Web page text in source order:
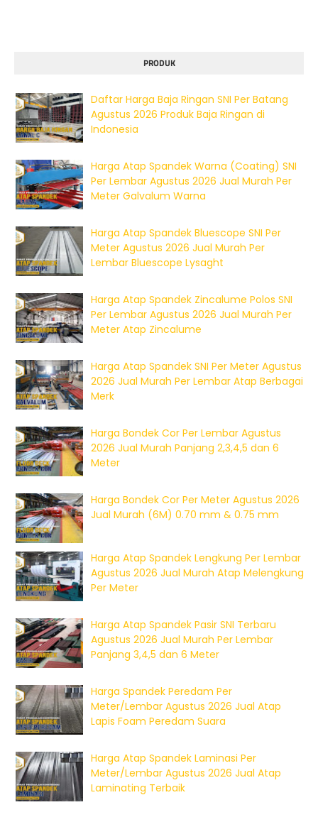
PRODUK
Daftar Harga Baja Ringan SNI Per Batang
Agustus 2026 Produk Baja Ringan di
Indonesia
Harga Atap Spandek Warna (Coating) SNI
Per Lembar Agustus 2026 Jual Murah Per
Meter Galvalum Warna
Harga Atap Spandek Bluescope SNI Per
Meter Agustus 2026 Jual Murah Per
Lembar Bluescope Lysaght
Harga Atap Spandek Zincalume Polos SNI
Per Lembar Agustus 2026 Jual Murah Per
Meter Atap Zincalume
Harga Atap Spandek SNI Per Meter Agustus
2026 Jual Murah Per Lembar Atap Berbagai
Merk
Harga Bondek Cor Per Lembar Agustus
2026 Jual Murah Panjang 2,3,4,5 dan 6
Meter
Harga Bondek Cor Per Meter Agustus 2026
Jual Murah (6M) 0.70 mm & 0.75 mm
Harga Atap Spandek Lengkung Per Lembar
Agustus 2026 Jual Murah Atap Melengkung
Per Meter
Harga Atap Spandek Pasir SNI Terbaru
Agustus 2026 Jual Murah Per Lembar
Panjang 3,4,5 dan 6 Meter
Harga Spandek Peredam Per
Meter/Lembar Agustus 2026 Jual Atap
Lapis Foam Peredam Suara
Harga Atap Spandek Laminasi Per
Meter/Lembar Agustus 2026 Jual Atap
Laminating Terbaik